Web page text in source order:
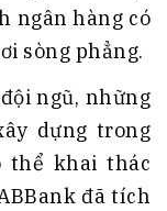
ngân hàng có
sòng phẳng.
ngũ, những
dựng trong
thể khai thác
đã tích